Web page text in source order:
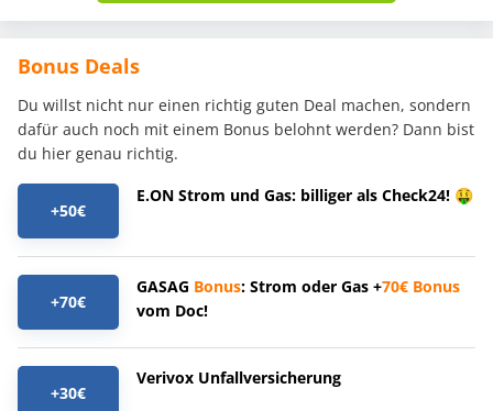
Bonus Deals
Du willst nicht nur einen richtig guten Deal machen, sondern
dafür auch noch mit einem Bonus belohnt werden? Dann bist
du hier genau richtig.
+50€
E.ON Strom und Gas: billiger als Check24! 🤑
+70€
GASAG Bonus: Strom oder Gas +70€ Bonus
vom Doc!
+30€
Verivox Unfallversicherung